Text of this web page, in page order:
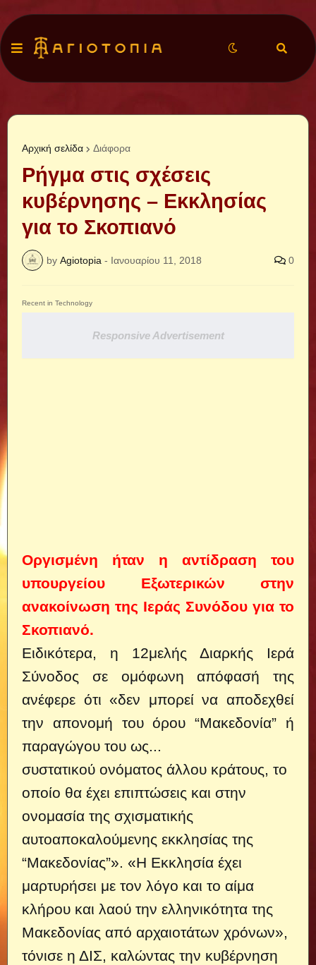
Αρχική σελίδα Διάφορα
Ρήγμα στις σχέσεις
κυβέρνησης – Εκκλησίας
για το Σκοπιανό
by Agiotopia - Ιανουαρίου 11, 2018 0
Recent in Technology
Responsive Advertisement
Οργισμένη ήταν η αντίδραση του
υπουργείου Εξωτερικών στην
ανακοίνωση της Ιεράς Συνόδου για το
Σκοπιανό.
Ειδικότερα, η 12μελής Διαρκής Ιερά
Σύνοδος σε ομόφωνη απόφασή της
ανέφερε ότι «δεν μπορεί να αποδεχθεί
την απονομή του όρου “Μακεδονία” ή
παραγώγου του ως...
συστατικού ονόματος άλλου κράτους, το
οποίο θα έχει επιπτώσεις και στην
ονομασία της σχισματικής
αυτοαποκαλούμενης εκκλησίας της
“Μακεδονίας”». «Η Εκκλησία έχει
μαρτυρήσει με τον λόγο και το αίμα
κλήρου και λαού την ελληνικότητα της
Μακεδονίας από αρχαιοτάτων χρόνων»,
τόνισε η ΔΙΣ, καλώντας την κυβέρνηση